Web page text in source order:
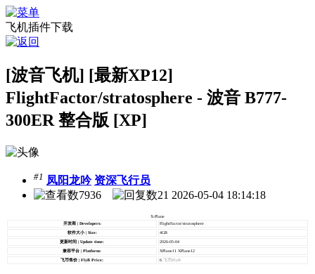
飞机插件下载
[波音飞机] [最新XP12]
FlightFactor/stratosphere - 波音 B777-
300ER 整合版 [XP]
#1 凤阳龙吟 资深飞行员
7936
21 2026-05-04 18:14:18
X-Plane
开发商 | Developers:
FlightFactor/stratosphere
软件大小 | Size: 4GB
更新时间 | Update time: 2026-05-04
兼容平台 | Platform: XPlane11 XPlane12
飞币售价 | FlyB Price: 6 飞币|FlyB